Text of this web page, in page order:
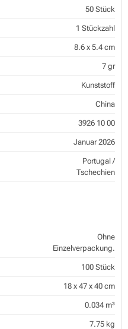
50 Stück
1 Stückzahl
8.6 x 5.4 cm
7 gr
Kunststoff
China
3926 10 00
Januar 2026
Portugal /
Tschechien
Ohne
Einzelverpackung.
100 Stück
18 x 47 x 40 cm
0.034 m³
7.75 kg